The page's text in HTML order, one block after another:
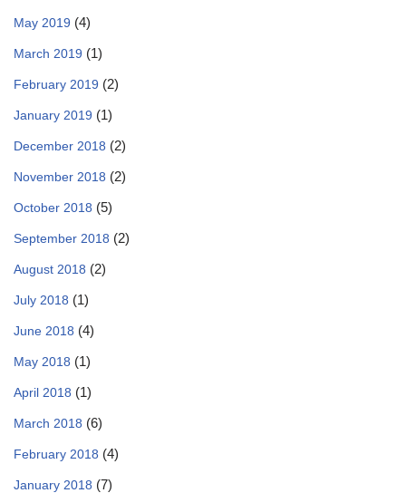
May 2019 (4)
March 2019 (1)
February 2019 (2)
January 2019 (1)
December 2018 (2)
November 2018 (2)
October 2018 (5)
September 2018 (2)
August 2018 (2)
July 2018 (1)
June 2018 (4)
May 2018 (1)
April 2018 (1)
March 2018 (6)
February 2018 (4)
January 2018 (7)